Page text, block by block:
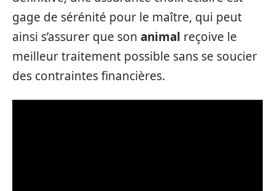
gage de sérénité pour le maître, qui peut
ainsi s’assurer que son animal reçoive le
meilleur traitement possible sans se soucier
des contraintes financières.